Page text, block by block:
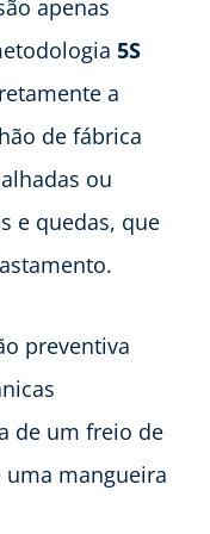
apenas
5S
a
de fábrica
ou
e quedas, que
preventiva
de um freio de
mangueira